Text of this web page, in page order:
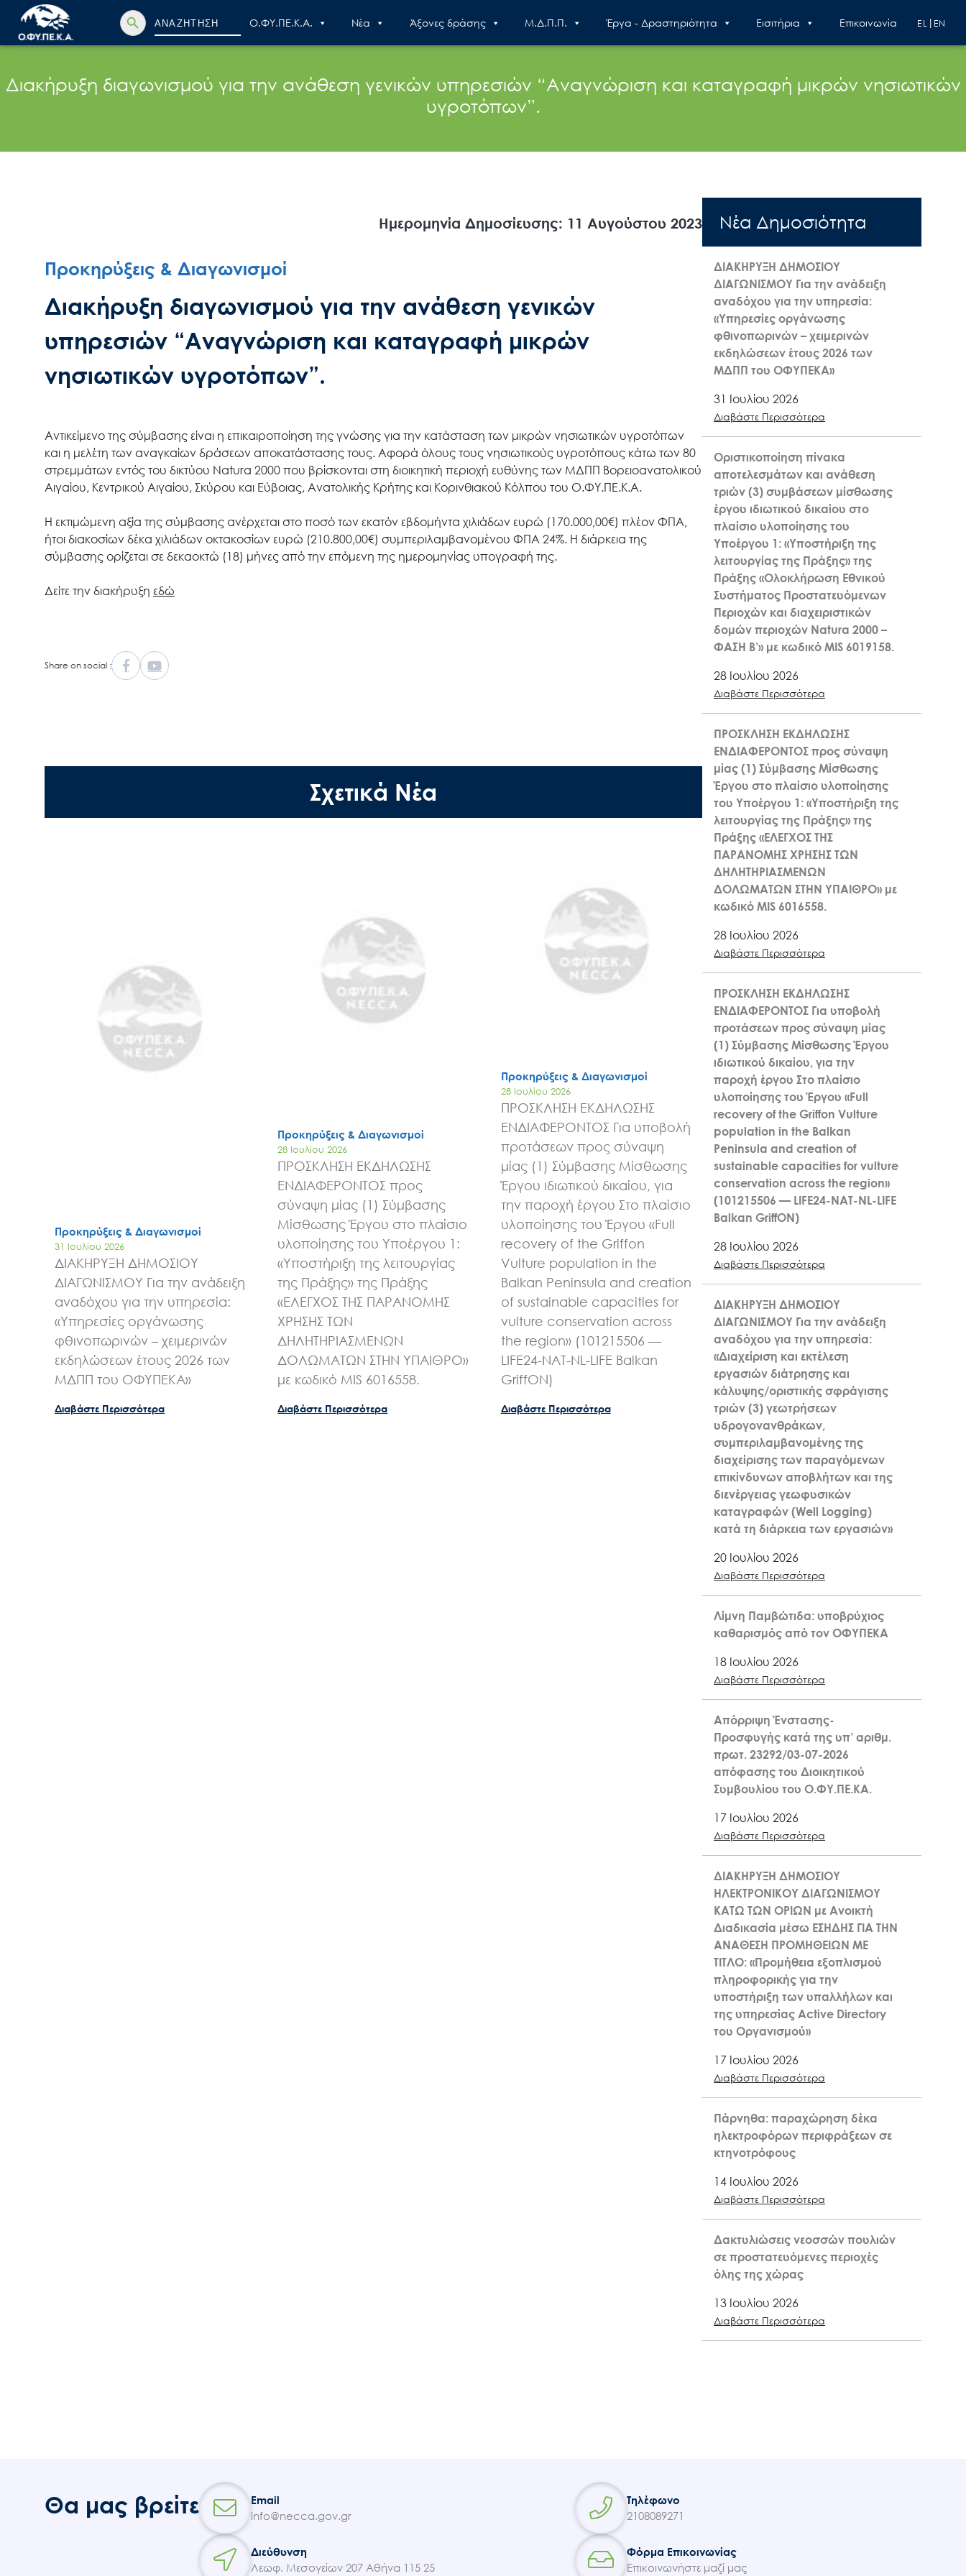
Search
for:
Search Button
Ο.ΦΥ.ΠΕ.Κ.Α. Nέα Άξονες δράσης Μ.Δ.Π.Π. Έργα - Δραστηριότητα Εισιτήρια Επικοινωνία EN
EL
Ο.ΦΥ.ΠΕ.Κ.Α.
Νέα – Δημοσιότητα
Επικοινωνία
Διακήρυξη διαγωνισμού για την ανάθεση γενικών υπηρεσιών “Αναγνώριση και καταγραφή μικρών νησιωτικών
υγροτόπων”.
Ημερομηνία Δημοσίευσης: 11 Αυγούστου 2023
Προκηρύξεις & Διαγωνισμοί
Διακήρυξη διαγωνισμού για την ανάθεση γενικών
υπηρεσιών “Αναγνώριση και καταγραφή μικρών
νησιωτικών υγροτόπων”.
Αντικείμενο της σύμβασης είναι η επικαιροποίηση της γνώσης για την κατάσταση των μικρών νησιωτικών υγροτόπων
και η μελέτη των αναγκαίων δράσεων αποκατάστασης τους. Αφορά όλους τους νησιωτικούς υγροτόπους κάτω των 80
στρεμμάτων εντός του δικτύου Natura 2000 που βρίσκονται στη διοικητική περιοχή ευθύνης των ΜΔΠΠ Βορειοανατολικού
Αιγαίου, Κεντρικού Αιγαίου, Σκύρου και Εύβοιας, Ανατολικής Κρήτης και Κορινθιακού Κόλπου του Ο.ΦΥ.ΠΕ.Κ.Α.
Η εκτιμώμενη αξία της σύμβασης ανέρχεται στο ποσό των εκατόν εβδομήντα χιλιάδων ευρώ (170.000,00€) πλέον ΦΠΑ,
ήτοι διακοσίων δέκα χιλιάδων οκτακοσίων ευρώ (210.800,00€) συμπεριλαμβανομένου ΦΠΑ 24%. Η διάρκεια της
σύμβασης ορίζεται σε δεκαοκτώ (18) μήνες από την επόμενη της ημερομηνίας υπογραφή της.
Δείτε την διακήρυξη εδώ
Share on social :
Σχετικά Νέα
Προκηρύξεις & Διαγωνισμοί
31 Ιουλίου 2026
ΔΙΑΚΗΡΥΞΗ ΔΗΜΟΣΙΟΥ
ΔΙΑΓΩΝΙΣΜΟΥ Για την ανάδειξη
αναδόχου για την υπηρεσία:
«Υπηρεσίες οργάνωσης
φθινοπωρινών – χειμερινών
εκδηλώσεων έτους 2026 των
ΜΔΠΠ του ΟΦΥΠΕΚΑ»
Διαβάστε Περισσότερα
Προκηρύξεις & Διαγωνισμοί
28 Ιουλίου 2026
ΠΡΟΣΚΛΗΣΗ ΕΚΔΗΛΩΣΗΣ
ΕΝΔΙΑΦΕΡΟΝΤΟΣ προς
σύναψη μίας (1) Σύμβασης
Μίσθωσης Έργου στο πλαίσιο
υλοποίησης του Υποέργου 1:
«Υποστήριξη της λειτουργίας
της Πράξης» της Πράξης
«ΕΛΕΓΧΟΣ ΤΗΣ ΠΑΡΑΝΟΜΗΣ
ΧΡΗΣΗΣ ΤΩΝ
ΔΗΛΗΤΗΡΙΑΣΜΕΝΩΝ
ΔΟΛΩΜΑΤΩΝ ΣΤΗΝ ΥΠΑΙΘΡΟ»
με κωδικό MIS 6016558.
Διαβάστε Περισσότερα
Προκηρύξεις & Διαγωνισμοί
28 Ιουλίου 2026
ΠΡΟΣΚΛΗΣΗ ΕΚΔΗΛΩΣΗΣ
ΕΝΔΙΑΦΕΡΟΝΤΟΣ Για υποβολή
προτάσεων προς σύναψη
μίας (1) Σύμβασης Μίσθωσης
Έργου ιδιωτικού δικαίου, για
την παροχή έργου Στο πλαίσιο
υλοποίησης του Έργου «Full
recovery of the Griffon
Vulture population in the
Balkan Peninsula and creation
of sustainable capacities for
vulture conservation across
the region» (101215506 —
LIFE24-NAT-NL-LIFE Balkan
GriffON)
Διαβάστε Περισσότερα
Nέα Δημοσιότητα
ΔΙΑΚΗΡΥΞΗ ΔΗΜΟΣΙΟΥ
ΔΙΑΓΩΝΙΣΜΟΥ Για την ανάδειξη
αναδόχου για την υπηρεσία:
«Υπηρεσίες οργάνωσης
φθινοπωρινών – χειμερινών
εκδηλώσεων έτους 2026 των
ΜΔΠΠ του ΟΦΥΠΕΚΑ»
31 Ιουλίου 2026
Διαβάστε Περισσότερα
Οριστικοποίηση πίνακα
αποτελεσμάτων και ανάθεση
τριών (3) συμβάσεων μίσθωσης
έργου ιδιωτικού δικαίου στο
πλαίσιο υλοποίησης του
Υποέργου 1: «Υποστήριξη της
λειτουργίας της Πράξης» της
Πράξης «Ολοκλήρωση Εθνικού
Συστήματος Προστατευόμενων
Περιοχών και διαχειριστικών
δομών περιοχών Natura 2000 –
ΦΑΣΗ Β’» με κωδικό MIS 6019158.
28 Ιουλίου 2026
Διαβάστε Περισσότερα
ΠΡΟΣΚΛΗΣΗ ΕΚΔΗΛΩΣΗΣ
ΕΝΔΙΑΦΕΡΟΝΤΟΣ προς σύναψη
μίας (1) Σύμβασης Μίσθωσης
Έργου στο πλαίσιο υλοποίησης
του Υποέργου 1: «Υποστήριξη της
λειτουργίας της Πράξης» της
Πράξης «ΕΛΕΓΧΟΣ ΤΗΣ
ΠΑΡΑΝΟΜΗΣ ΧΡΗΣΗΣ ΤΩΝ
ΔΗΛΗΤΗΡΙΑΣΜΕΝΩΝ
ΔΟΛΩΜΑΤΩΝ ΣΤΗΝ ΥΠΑΙΘΡΟ» με
κωδικό MIS 6016558.
28 Ιουλίου 2026
Διαβάστε Περισσότερα
ΠΡΟΣΚΛΗΣΗ ΕΚΔΗΛΩΣΗΣ
ΕΝΔΙΑΦΕΡΟΝΤΟΣ Για υποβολή
προτάσεων προς σύναψη μίας
(1) Σύμβασης Μίσθωσης Έργου
ιδιωτικού δικαίου, για την
παροχή έργου Στο πλαίσιο
υλοποίησης του Έργου «Full
recovery of the Griffon Vulture
population in the Balkan
Peninsula and creation of
sustainable capacities for vulture
conservation across the region»
(101215506 — LIFE24-NAT-NL-LIFE
Balkan GriffON)
28 Ιουλίου 2026
Διαβάστε Περισσότερα
ΔΙΑΚΗΡΥΞΗ ΔΗΜΟΣΙΟΥ
ΔΙΑΓΩΝΙΣΜΟΥ Για την ανάδειξη
αναδόχου για την υπηρεσία:
«Διαχείριση και εκτέλεση
εργασιών διάτρησης και
κάλυψης/οριστικής σφράγισης
τριών (3) γεωτρήσεων
υδρογονανθράκων,
συμπεριλαμβανομένης της
διαχείρισης των παραγόμενων
επικίνδυνων αποβλήτων και της
διενέργειας γεωφυσικών
καταγραφών (Well Logging)
κατά τη διάρκεια των εργασιών»
20 Ιουλίου 2026
Διαβάστε Περισσότερα
Λίμνη Παμβώτιδα: υποβρύχιος
καθαρισμός από τον ΟΦΥΠΕΚΑ
18 Ιουλίου 2026
Διαβάστε Περισσότερα
Απόρριψη Ένστασης-
Προσφυγής κατά της υπ’ αριθμ.
πρωτ. 23292/03-07-2026
απόφασης του Διοικητικού
Συμβουλίου του Ο.ΦΥ.ΠΕ.ΚΑ.
17 Ιουλίου 2026
Διαβάστε Περισσότερα
ΔΙΑΚΗΡΥΞΗ ΔΗΜΟΣΙΟΥ
ΗΛΕΚΤΡΟΝΙΚΟΥ ΔΙΑΓΩΝΙΣΜΟΥ
ΚΑΤΩ ΤΩΝ ΟΡΙΩΝ με Ανοικτή
Διαδικασία μέσω ΕΣΗΔΗΣ ΓΙΑ ΤΗΝ
ΑΝΑΘΕΣΗ ΠΡΟΜΗΘΕΙΩΝ ΜΕ
ΤΙΤΛΟ: «Προμήθεια εξοπλισμού
πληροφορικής για την
υποστήριξη των υπαλλήλων και
της υπηρεσίας Active Directory
του Οργανισμού»
17 Ιουλίου 2026
Διαβάστε Περισσότερα
Πάρνηθα: παραχώρηση δέκα
ηλεκτροφόρων περιφράξεων σε
κτηνοτρόφους
14 Ιουλίου 2026
Διαβάστε Περισσότερα
Δακτυλιώσεις νεοσσών πουλιών
σε προστατευόμενες περιοχές
όλης της χώρας
13 Ιουλίου 2026
Διαβάστε Περισσότερα
Θα μας βρείτε
Email
info@necca.gov.gr
Τηλέφωνο
2108089271
Διεύθυνση
Λεωφ. Μεσογείων 207 Αθήνα 115 25
Φόρμα Επικοινωνίας
Επικοινωνήστε μαζί μας